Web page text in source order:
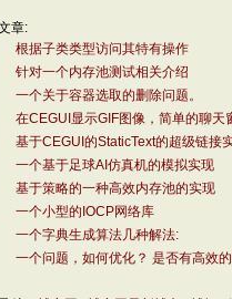
章:
根据子类类型访问其特有操作
针对一个内存池测试相关介绍
一个关于容器选取的删除问题。
在CEGUI显示GIF图像，简单的聊天
基于CEGUI的StaticText的超级链接
一个基于足球AI仿真机的模拟实现
基于策略的一种高效内存池的实现
一个小型的IOCP网络库
一个字典生成算法几种解法:
一个问题，如何优化？ 是否有高效